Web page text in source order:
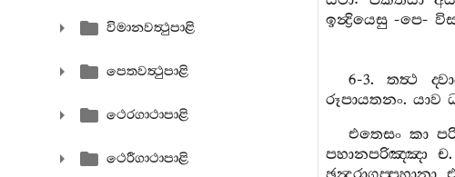
විමානවත්‍ථුපාළි
පෙතවත්‍ථුපාළි
ථෙරගාථාපාළි
ථෙරීගාථාපාළි
ඉන්‍ද්‍රියෙසු -පෙ-
6-3.තත්‍ථ
රූපායතනං. යාව
එතෙසං කා
පහානපරිඤ‍්ඤා
ච.